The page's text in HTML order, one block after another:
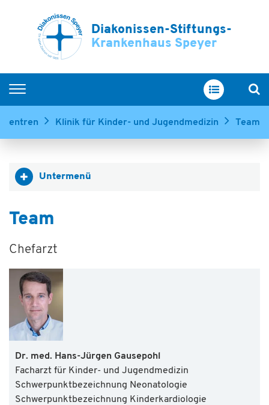
Diakonissen-Stiftungs-
Krankenhaus Speyer
Home
Ihr Aufenthalt
Ausbildung & Karriere
Zentren Klinik für Kinder- und Jugendmedizin Team
Untermenü
Team
Chefarzt
Dr. med. Hans-Jürgen Gausepohl
Facharzt für Kinder- und Jugendmedizin
Schwerpunktbezeichnung Neonatologie
Schwerpunktbezeichnung Kinderkardiologie